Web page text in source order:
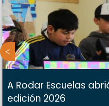
A Rodar Escuelas
edición 2026